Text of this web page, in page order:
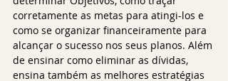
corretamente as metas para atingi-los e
como se organizar financeiramente para
alcançar o sucesso nos seus planos. Além
de ensinar como eliminar as dívidas,
ensina também as melhores estratégias